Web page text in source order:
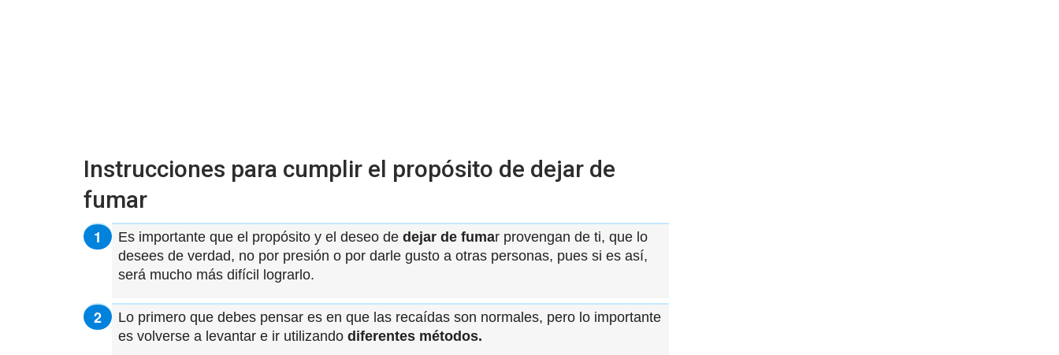
Instrucciones para cumplir el propósito de dejar de
fumar
Es importante que el propósito y el deseo de dejar de fumar provengan de ti, que lo
desees de verdad, no por presión o por darle gusto a otras personas, pues si es así,
será mucho más difícil lograrlo.
Lo primero que debes pensar es en que las recaídas son normales, pero lo importante
es volverse a levantar e ir utilizando diferentes métodos.